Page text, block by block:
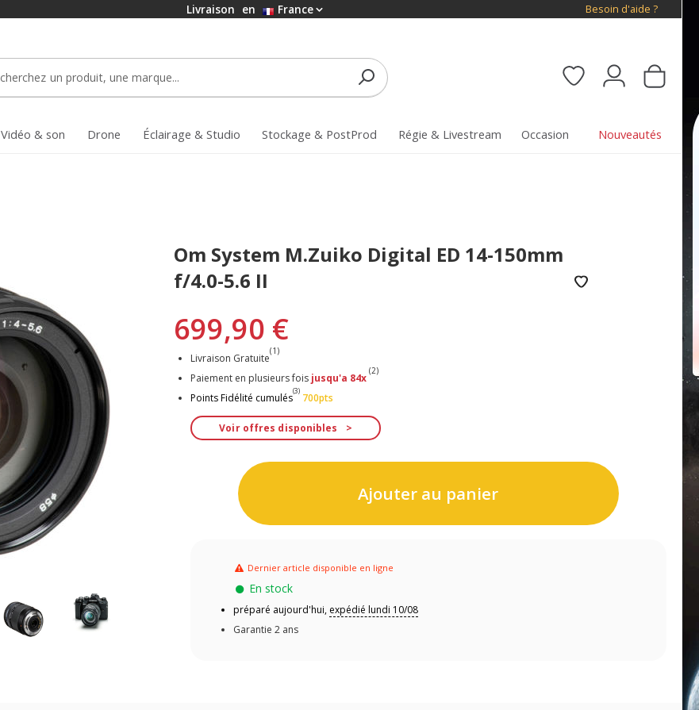
Livraison en France Besoin d'aide ?
Vidéo & son Drone Éclairage & Studio Stockage & PostProd Régie & Livestream Occasion Nouveautés
Om System M.Zuiko Digital ED 14-150mm
f/4.0-5.6 II
699,90 €
Livraison Gratuite
(1)
Paiement en plusieurs fois jusqu'a 84x
(2)
Points Fidélité cumulés
(3)
700pts
Voir offres disponibles
Ajouter au panier
Dernier article disponible en ligne
En stock
préparé aujourd'hui, expédié lundi 10/08
Garantie 2 ans